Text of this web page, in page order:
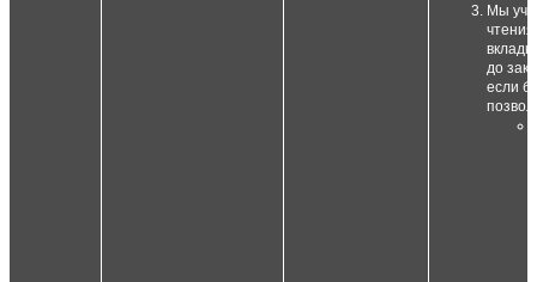
Мы
до
если